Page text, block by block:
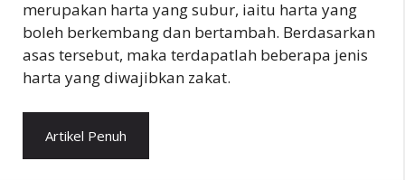
merupakan harta yang subur, iaitu harta yang
boleh berkembang dan bertambah. Berdasarkan
asas tersebut, maka terdapatlah beberapa jenis
harta yang diwajibkan zakat.
Artikel Penuh